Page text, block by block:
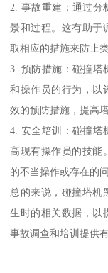
2. 事故重建：通过分
景和过程。这有助于
取相应的措施来防止
3. 预防措施：碰撞塔
和操作员的行为，以
效的预防措施，提高
4. 安全培训：碰撞塔
高现有操作员的技能
的不当操作或存在的
总的来说，碰撞塔机
生时的相关数据，以
事故调查和培训提供